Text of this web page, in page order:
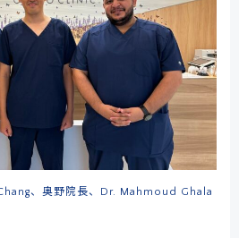
、奥野院長、Dr. Mahmoud Ghala